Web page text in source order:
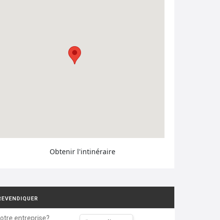
Obtenir l'intinéraire
entreprise?